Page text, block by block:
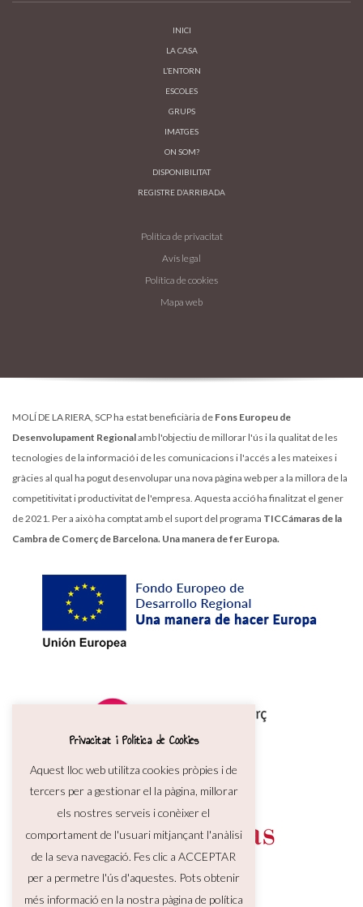
INICI
LA CASA
L’ENTORN
ESCOLES
GRUPS
IMATGES
ON SOM?
DISPONIBILITAT
REGISTRE D’ARRIBADA
Política de privacitat
Avís legal
Política de cookies
Mapa web
MOLÍ DE LA RIERA, SCP ha estat beneficiària de Fons Europeu de
Desenvolupament Regionalamb l'objectiu de millorar l'ús i la qualitat de les
tecnologies de la informació i de les comunicacions i l'accés a les mateixes i
gràcies al qual ha pogut desenvolupar una nova pàgina web per a la millora de la
competitivitat i productivitat de l'empresa. Aquesta acció ha finalitzat el gener
de 2021. Per a això ha comptat amb el suport del programa TICCámaras de la
Cambra de Comerç de Barcelona. Una manera de fer Europa.
Privacitat i Política de Cookies
Aquest lloc web utilitza cookies pròpies i de
tercers per a gestionar el la pàgina, millorar
els nostres serveis i conèixer el
comportament de l'usuari mitjançant l'anàlisi
de la seva navegació. Fes clic a ACCEPTAR
per a permetre l'ús d'aquestes. Pots obtenir
més informació en la nostra pàgina de política